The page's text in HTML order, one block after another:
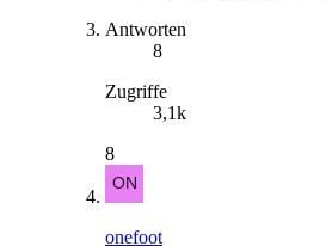
Antworten
8
Zugriffe
3,1k
8
onefoot